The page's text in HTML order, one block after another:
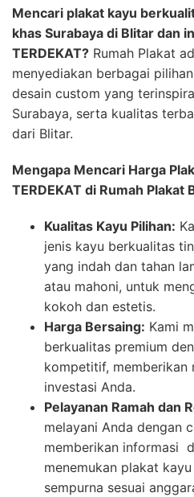
Mencari plakat kayu
khas Surabaya di Blitar dan
TERDEKAT? Rumah Plakat
menyediakan berbagai
desain custom yang
Surabaya, serta kualitas
dari Blitar.
Mengapa Mencari Harga
TERDEKAT di Rumah Plakat
Kualitas Kayu Pilihan:
jenis kayu berkualitas
yang indah dan tahan
atau mahoni, untuk
kokoh dan estetis.
Harga Bersaing: Kami
berkualitas premium
kompetitif, memberikan
investasi Anda.
Pelayanan Ramah dan
melayani Anda dengan
memberikan informasi
menemukan plakat
sempurna sesuai